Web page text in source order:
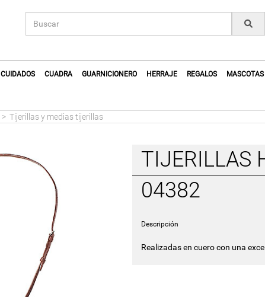
CUIDADOS CUADRA GUARNICIONERO HERRAJE REGALOS MASCOTAS
> Tijerillas y medias tijerillas
TIJERILLAS
04382
Descripción
Realizadas en cuero con una